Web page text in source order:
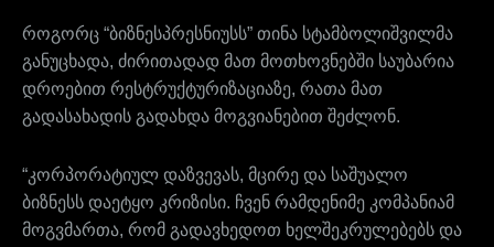
როგორც “ბიზნესპრესნიუსს” თინა სტამბოლიშვილმა
განუცხადა, ძირითადად მათ მოთხოვნებში საუბარია
დროებით რესტრუქტურიზაციაზე, რათა მათ
გადასახადის გადახდა მოგვიანებით შეძლონ.
“კორპორატიულ დაზვევას, მცირე და საშუალო
ბიზნესს დაეტყო კრიზისი. ჩვენ რამდენიმე კომპანიამ
მოგვმართა, რომ გადავხედოთ ხელშეკრულებებს და